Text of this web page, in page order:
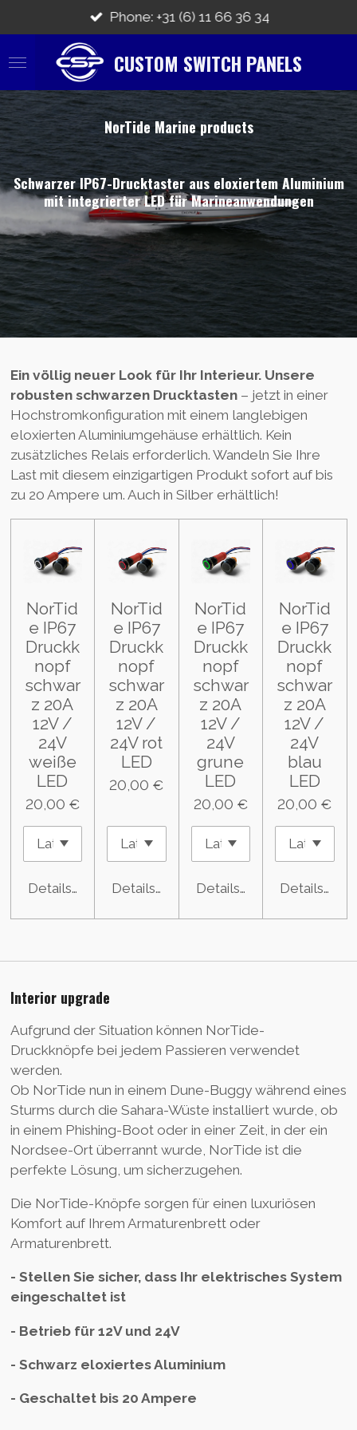
Hauptinhalt
springen
CUSTOM SWITCH PANELS
Phone: +31 (6) 11 66 36 34
NorTide Marine products
Schwarzer IP67-Drucktaster aus eloxiertem Aluminium
mit integrierter LED für Marineanwendungen
Ein völlig neuer Look für Ihr Interieur. Unsere
robusten schwarzen Drucktasten– jetzt in einer
Hochstromkonfiguration mit einem langlebigen
eloxierten Aluminiumgehäuse erhältlich. Kein
zusätzliches Relais erforderlich. Wandeln Sie Ihre
Last mit diesem einzigartigen Produkt sofort auf bis
zu 20 Ampere um. Auch in Silber erhältlich!
NorTid
e IP67
Druckk
nopf
schwar
z 20A
12V /
24V
weiße
LED
20,00 €
Details anzeigen
NorTid
e IP67
Druckk
nopf
schwar
z 20A
12V /
24V rot
LED
20,00 €
Details anzeigen
NorTid
e IP67
Druckk
nopf
schwar
z 20A
12V /
24V
grune
LED
20,00 €
Details anzeigen
NorTid
e IP67
Druckk
nopf
schwar
z 20A
12V /
24V
blau
LED
20,00 €
Details
Interior upgrade
Aufgrund der Situation können NorTide-
Druckknöpfe bei jedem Passieren verwendet
werden.
Ob NorTide nun in einem Dune-Buggy während eines
Sturms durch die Sahara-Wüste installiert wurde, ob
in einem Phishing-Boot oder in einer Zeit, in der ein
Nordsee-Ort überrannt wurde, NorTide ist die
perfekte Lösung, um sicherzugehen.
Die NorTide-Knöpfe sorgen für einen luxuriösen
Komfort auf Ihrem Armaturenbrett oder
Armaturenbrett.
- Stellen Sie sicher, dass Ihr elektrisches System
eingeschaltet ist
- Betrieb für 12V und 24V
- Schwarz eloxiertes Aluminium
- Geschaltet bis 20 Ampere